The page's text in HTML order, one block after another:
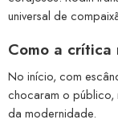
universal de
Como a crítica
No início, com
chocaram o público,
da modernidade.